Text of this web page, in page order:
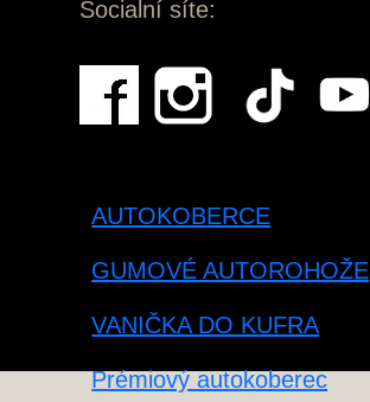
Socialní síte:
AUTOKOBERCE
GUMOVÉ AUTOROHOŽE
VANIČKA DO KUFRA
Prémiový autokoberec